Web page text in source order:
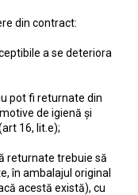
din contract:
a se deteriora
pot fi returnate din
de igienă și
16, lit.e);
returnate trebuie să
în ambalajul original
acestă există), cu